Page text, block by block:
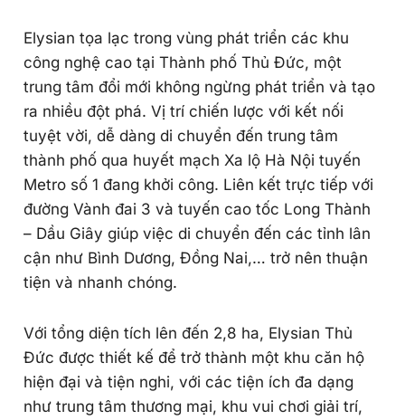
Elysian tọa lạc trong vùng phát triển các khu
công nghệ cao tại Thành phố Thủ Đức, một
trung tâm đổi mới không ngừng phát triển và tạo
ra nhiều đột phá. Vị trí chiến lược với kết nối
tuyệt vời, dễ dàng di chuyển đến trung tâm
thành phố qua huyết mạch Xa lộ Hà Nội tuyến
Metro số 1 đang khởi công. Liên kết trực tiếp với
đường Vành đai 3 và tuyến cao tốc Long Thành
– Dầu Giây giúp việc di chuyển đến các tỉnh lân
cận như Bình Dương, Đồng Nai,… trở nên thuận
tiện và nhanh chóng.
Với tổng diện tích lên đến 2,8 ha, Elysian Thủ
Đức được thiết kế để trở thành một khu căn hộ
hiện đại và tiện nghi, với các tiện ích đa dạng
như trung tâm thương mại, khu vui chơi giải trí,